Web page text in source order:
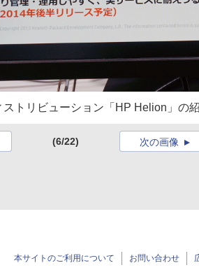
ストリビューション「HP Helion」の
(6/22) 次の画像
本サイトのご利用について お問い合わせ